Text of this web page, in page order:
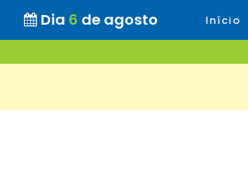
Dia 6 de agosto Início